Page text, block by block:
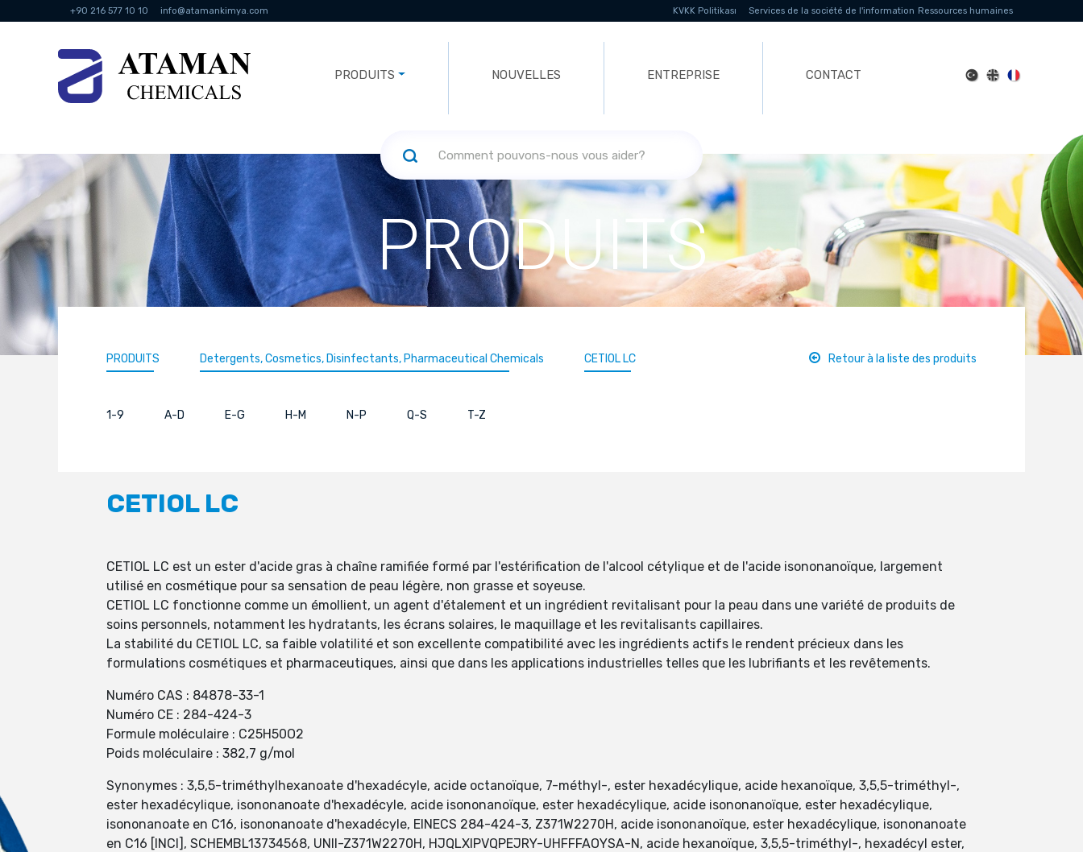
+90 216 577 10 10 info@atamankimya.com KVKK Politikası Services de la société de l'information Ressources humaines
PRODUITS NOUVELLES ENTREPRISE CONTACT
PRODUITS
PRODUITS Detergents, Cosmetics, Disinfectants, Pharmaceutical Chemicals CETIOL LC Retour à la liste des produits
1-9 A-D E-G H-M N-P Q-S T-Z
CETIOL LC
CETIOL LC est un ester d'acide gras à chaîne ramifiée formé par l'estérification de l'alcool cétylique et de l'acide isononanoïque, largement
utilisé en cosmétique pour sa sensation de peau légère, non grasse et soyeuse.
CETIOL LC fonctionne comme un émollient, un agent d'étalement et un ingrédient revitalisant pour la peau dans une variété de produits de
soins personnels, notamment les hydratants, les écrans solaires, le maquillage et les revitalisants capillaires.
La stabilité du CETIOL LC, sa faible volatilité et son excellente compatibilité avec les ingrédients actifs le rendent précieux dans les
formulations cosmétiques et pharmaceutiques, ainsi que dans les applications industrielles telles que les lubrifiants et les revêtements.
Numéro CAS : 84878-33-1
Numéro CE : 284-424-3
Formule moléculaire : C25H50O2
Poids moléculaire : 382,7 g/mol
Synonymes : 3,5,5-triméthylhexanoate d'hexadécyle, acide octanoïque, 7-méthyl-, ester hexadécylique, acide hexanoïque, 3,5,5-triméthyl-,
ester hexadécylique, isononanoate d'hexadécyle, acide isononanoïque, ester hexadécylique, acide isononanoïque, ester hexadécylique,
isononanoate en C16, isononanoate d'hexadécyle, EINECS 284-424-3, Z371W2270H, acide isononanoïque, ester hexadécylique, isononanoate
en C16 [INCI], SCHEMBL13734568, UNII-Z371W2270H, HJQLXIPVQPEJRY-UHFFFAOYSA-N, acide hexanoïque, 3,5,5-triméthyl-, hexadécyl ester,